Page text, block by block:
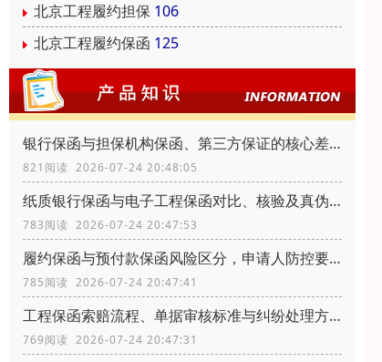
北京工程履约担保 106
北京工程履约保函 125
银行保函与担保机构保函、第三方保证的核心差异
821阅读 2026-07-24 20:48:05
纸质银行保函与电子工程保函对比、核验及真伪辨别
783阅读 2026-07-24 20:47:53
履约保函与预付款保函风险区分，申请人防控要点
785阅读 2026-07-24 20:47:41
工程保函索赔流程、单据审核标准与纠纷处理方式
769阅读 2026-07-24 20:47:31